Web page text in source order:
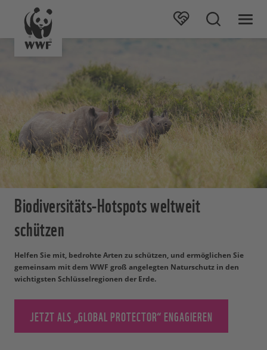
Biodiversitäts-Hotspots weltweit
schützen
Helfen Sie mit, bedrohte Arten zu schützen, und ermöglichen Sie
gemeinsam mit dem WWF groß angelegten Naturschutz in den
wichtigsten Schlüsselregionen der Erde.
JETZT ALS „GLOBAL PROTECTOR“ ENGAGIEREN